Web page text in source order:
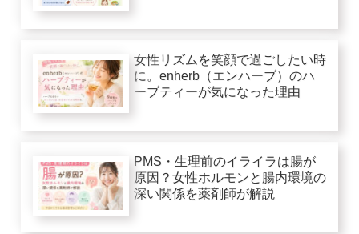
女性リズムを笑顔で過ごしたい時
に。enherb（エンハーブ）のハ
ーブティーが気になった理由
PMS・生理前のイライラは腸が
原因？女性ホルモンと腸内環境の
深い関係を薬剤師が解説